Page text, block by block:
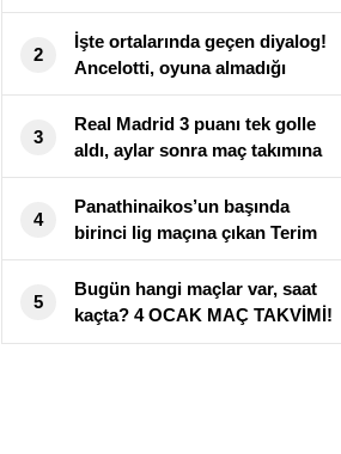
Galatasaray maçı özeti izle!
BJK GS maçı kaç kaç bitti?
2
İşte ortalarında geçen diyalog!
Ancelotti, oyuna almadığı
Arda’yı maç sonu soyunma
odasına çekti
3
Real Madrid 3 puanı tek golle
aldı, aylar sonra maç takımına
giren Arda yeniden talih
bulamadı
4
Panathinaikos’un başında
birinci lig maçına çıkan Terim
alandan 2-0’lık galibiyetle ayrıldı
5
Bugün hangi maçlar var, saat
kaçta? 4 OCAK MAÇ TAKVİMİ!
Bu akşam maç var mı?